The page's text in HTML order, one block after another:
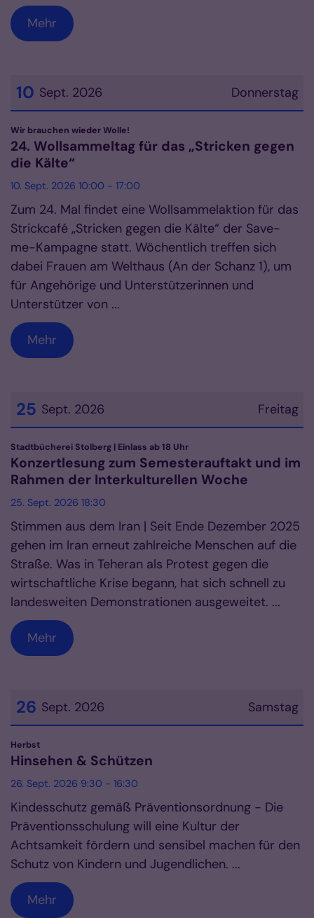
Mehr
Donnerstag
10 Sept. 2026
Datum: 10. September 2026
Wir brauchen wieder Wolle!
24. Wollsammeltag für das „Stricken gegen
die Kälte“
10. Sept. 2026 10:00 - 17:00
Zum 24. Mal findet eine Wollsammelaktion für das
Strickcafé „Stricken gegen die Kälte“ der Save-
me-Kampagne statt. Wöchentlich treffen sich
dabei Frauen am Welthaus (An der Schanz 1), um
für Angehörige und Unterstützerinnen und
Unterstützer von ...
Mehr
Freitag
25 Sept. 2026
Datum: 25. September 2026
Stadtbücherei Stolberg | Einlass ab 18 Uhr:
Konzertlesung zum Semesterauftakt und im
Rahmen der Interkulturellen Woche
25. Sept. 2026 18:30
Stimmen aus dem Iran | Seit Ende Dezember 2025
gehen im Iran erneut zahlreiche Menschen auf die
Straße. Was in Teheran als Protest gegen die
wirtschaftliche Krise begann, hat sich schnell zu
landesweiten Demonstrationen ausgeweitet. ...
Mehr
Samstag
26 Sept. 2026
Datum: 26. September 2026
Herbst:
Hinsehen & Schützen
26. Sept. 2026 9:30 - 16:30
Kindesschutz gemäß Präventionsordnung - Die
Präventionsschulung will eine Kultur der
Achtsamkeit fördern und sensibel machen für den
Schutz von Kindern und Jugendlichen. ...
Mehr